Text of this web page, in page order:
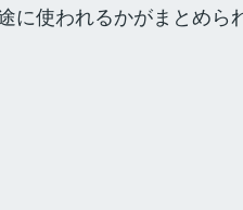
使われるかがまとめら